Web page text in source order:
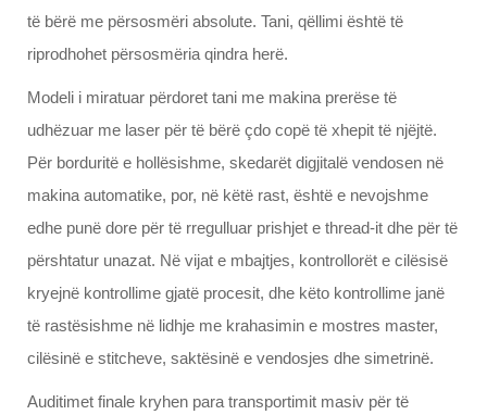
të bërë me përsosmëri absolute. Tani, qëllimi është të
riprodhohet përsosmëria qindra herë.
Modeli i miratuar përdoret tani me makina prerëse të
udhëzuar me laser për të bërë çdo copë të xhepit të njëjtë.
Për borduritë e hollësishme, skedarët digjitalë vendosen në
makina automatike, por, në këtë rast, është e nevojshme
edhe punë dore për të rregulluar prishjet e thread-it dhe për të
përshtatur unazat. Në vijat e mbajtjes, kontrollorët e cilësisë
kryejnë kontrollime gjatë procesit, dhe këto kontrollime janë
të rastësishme në lidhje me krahasimin e mostres master,
cilësinë e stitcheve, saktësinë e vendosjes dhe simetrinë.
Auditimet finale kryhen para transportimit masiv për të